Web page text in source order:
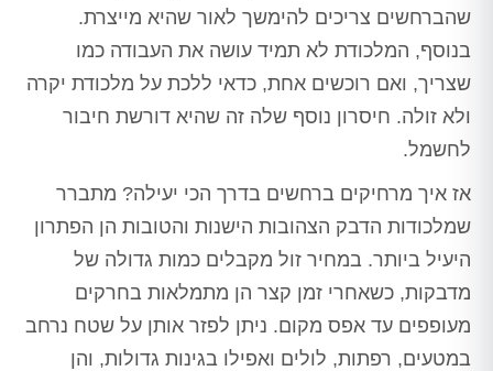
שהברחשים צריכים להימשך לאור שהיא מייצרת.
בנוסף, המלכודת לא תמיד עושה את העבודה כמו
שצריך, ואם רוכשים אחת, כדאי ללכת על מלכודת יקרה
ולא זולה. חיסרון נוסף שלה זה שהיא דורשת חיבור
לחשמל.
אז איך מרחיקים ברחשים בדרך הכי יעילה? מתברר
שמלכודות הדבק הצהובות הישנות והטובות הן הפתרון
היעיל ביותר. במחיר זול מקבלים כמות גדולה של
מדבקות, כשאחרי זמן קצר הן מתמלאות בחרקים
מעופפים עד אפס מקום. ניתן לפזר אותן על שטח נרחב
במטעים, רפתות, לולים ואפילו בגינות גדולות, והן